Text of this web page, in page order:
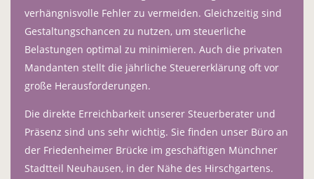
verhängnisvolle Fehler zu vermeiden. Gleichzeitig sind
Gestaltungschancen zu nutzen, um steuerliche
Belastungen optimal zu minimieren. Auch die privaten
Mandanten stellt die jährliche Steuererklärung oft vor
große Herausforderungen.
Die direkte Erreichbarkeit unserer Steuerberater und
Präsenz sind uns sehr wichtig. Sie finden unser Büro an
der Friedenheimer Brücke im geschäftigen Münchner
Stadtteil Neuhausen, in der Nähe des Hirschgartens.